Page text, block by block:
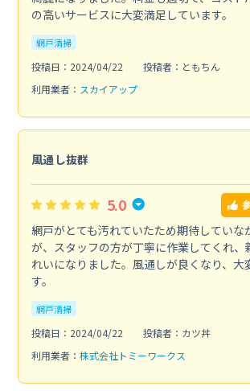
の高いサービスに大変満足しています。
網戸清掃
投稿日：2024/04/22
投稿者：ともちん
利用業者： スカイアップ
風通し抜群
5.0
網戸がとても汚れていたため期待していな
が、スタッフの方が丁寧に作業してくれ、
れいになりました。風通しが良くなり、大
す。
網戸清掃
投稿日：2024/04/22
投稿者：カツ丼
利用業者： 株式会社トミーワークス